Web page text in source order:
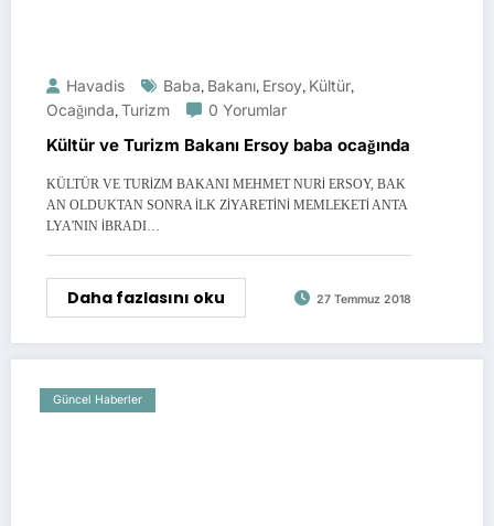
Havadis Baba, Bakanı, Ersoy, Kültür,
Ocağında, Turizm 0 Yorumlar
Kültür ve Turizm Bakanı Ersoy baba ocağında
KÜLTÜR VE TURİZM BAKANI MEHMET NURİ ERSOY, BAK
AN OLDUKTAN SONRA İLK ZİYARETİNİ MEMLEKETİ ANTA
LYA'NIN İBRADI…
Daha fazlasını oku 27 Temmuz 2018
Güncel Haberler